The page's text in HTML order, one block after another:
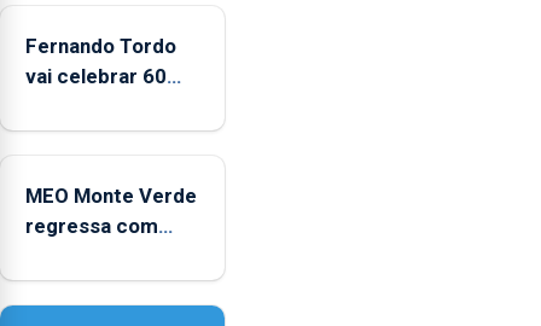
2022
e
Fernando Tordo
vai celebrar 60
no Coliseu
MEO Monte Verde
regressa com
acessibilidade